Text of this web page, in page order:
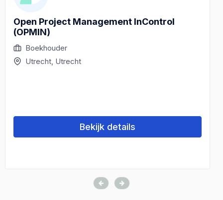
Open Project Management InControl
(OPMIN)
Boekhouder
Utrecht, Utrecht
Bekijk details